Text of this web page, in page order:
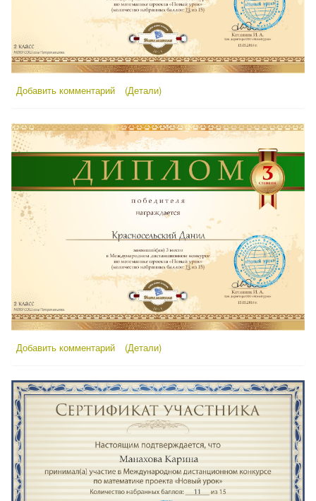
Добавить комментарий (Детали)
Добавить комментарий (Детали)